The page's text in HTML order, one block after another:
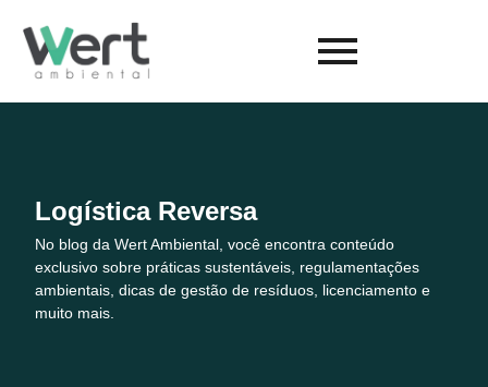
Logística Reversa
No blog da Wert Ambiental, você encontra conteúdo
exclusivo sobre práticas sustentáveis, regulamentações
ambientais, dicas de gestão de resíduos, licenciamento e
muito mais.